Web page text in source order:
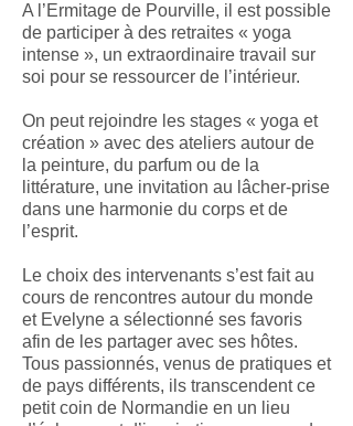
A l’Ermitage de Pourville, il est possible
de participer à des retraites « yoga
intense », un extraordinaire travail sur
soi pour se ressourcer de l’intérieur.
On peut rejoindre les stages « yoga et
création » avec des ateliers autour de
la peinture, du parfum ou de la
littérature, une invitation au lâcher-prise
dans une harmonie du corps et de
l’esprit.
Le choix des intervenants s’est fait au
cours de rencontres autour du monde
et Evelyne a sélectionné ses favoris
afin de les partager avec ses hôtes.
Tous passionnés, venus de pratiques et
de pays différents, ils transcendent ce
petit coin de Normandie en un lieu